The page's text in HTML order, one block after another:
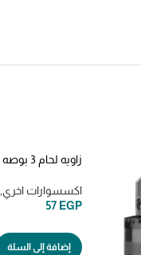
زاويه لحام 3 بوصه TAMWH25032
اكسسوارات اخري
57 EGP
إضافة إلى السلة